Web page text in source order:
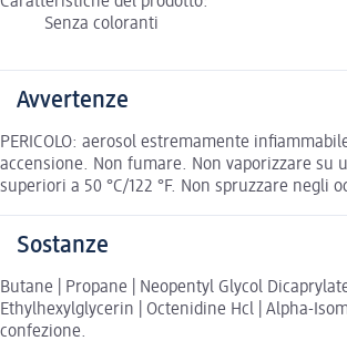
Senza coloranti
Avvertenze
PERICOLO: aerosol estremamente
accensione. Non fumare. Non vaporizzare su
superiori a 50 °C/122 °F. Non spruzzare negli
Sostanze
Butane | Propane | Neopentyl Glycol
Ethylhexylglycerin | Octenidine Hcl | Alpha-
confezione.